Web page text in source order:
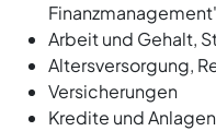
Arbeit und Gehalt,
Altersversorgung,
Versicherungen
Kredite und Anlagen